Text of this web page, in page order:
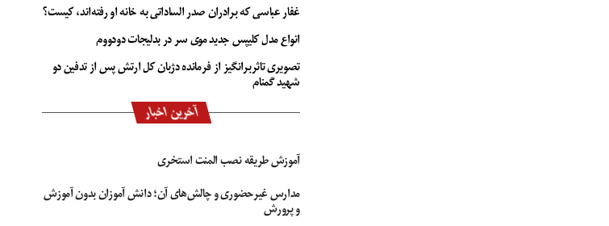
غفار عباسی که برادران صدر الساداتی به خانه او رفته‌اند، کیست؟
انواع مدل کلیپس جدید موی سر در بدلیجات دودووم
تصویری تاثربرانگیز از فرمانده دژبان کل ارتش پس از تدفین دو
شهید گمنام
آخرین اخبار
آموزش طریقه نصب المنت استخری
مدارس غیرحضوری و چالش‌های آن؛ دانش آموزان بدون آموزش
و پرورش